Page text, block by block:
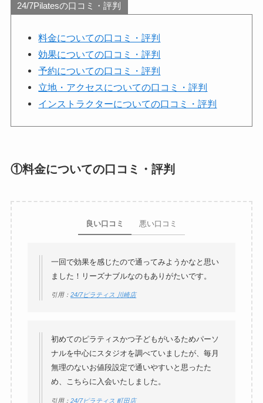
24/7Pilatesの口コミ・評判
料金についての口コミ・評判
効果についての口コミ・評判
予約についての口コミ・評判
立地・アクセスについての口コミ・評判
インストラクターについての口コミ・評判
①料金についての口コミ・評判
良い口コミ 悪い口コミ
一回で効果を感じたので通ってみようかなと思い
ました！リーズナブルなのもありがたいです。
引用：24/7ピラティス 川崎店
初めてのピラティスかつ子どもがいるためパーソ
ナルを中心にスタジオを調べていましたが、毎月
無理のないお値段設定で通いやすいと思ったた
め、こちらに入会いたしました。
引用：24/7ピラティス 町田店